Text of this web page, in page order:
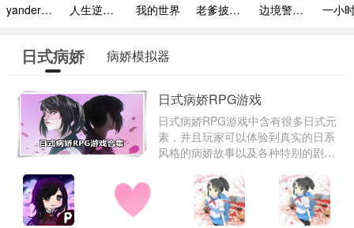
yandere simulator手机版 人生逆袭路免广告 我的世界 老爹披萨店手机版 边境警察官中文版
日式病娇
RPG游戏
病娇模拟器
日式病娇RPG游戏
日式病娇RPG游戏中含有很多日式元
素，并且玩家可以体验到真实的日系
风格的病娇故事以及各种特别的剧
进入各种不同的剧情中，需要玩家冷
静思考，做出合理的选择。喜欢的话
就快来试试本合集中带来的游戏吧！